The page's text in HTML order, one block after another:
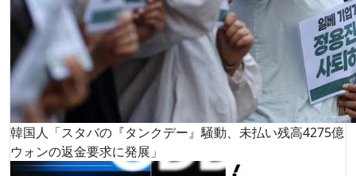
韓国人「スタバの『タンクデー』騒動、未払い残高4275億
ウォンの返金要求に発展」